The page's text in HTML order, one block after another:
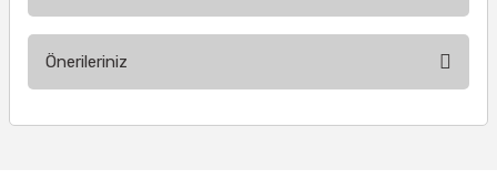
Önerileriniz